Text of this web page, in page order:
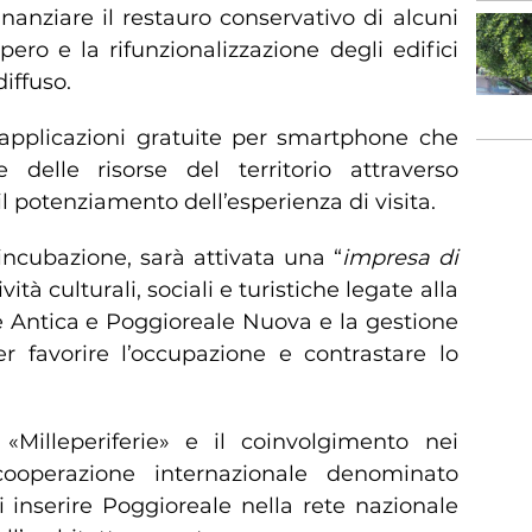
il restauro conservativo di alcuni
e la rifunzionalizzazione degli edifici
gratuite per smartphone che
delle risorse del territorio attraverso
potenziamento dell’esperienza di visita.
sarà attivata una “impresa di
culturali, sociali e turistiche legate alla
Antica e Poggioreale Nuova e la gestione
l’occupazione e contrastare lo
e il coinvolgimento nei
internazionale denominato
inserire Poggioreale nella rete nazionale